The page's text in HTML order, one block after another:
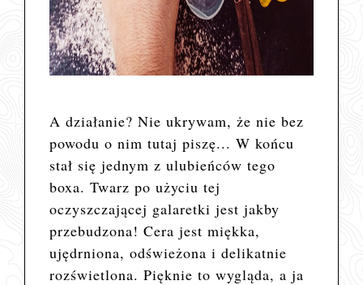
A działanie? Nie ukrywam, że nie bez
powodu o nim tutaj piszę... W końcu
stał się jednym z ulubieńców tego
boxa. Twarz po użyciu tej
oczyszczającej galaretki jest jakby
przebudzona! Cera jest miękka,
ujędrniona, odświeżona i delikatnie
rozświetlona. Pięknie to wygląda, a ja